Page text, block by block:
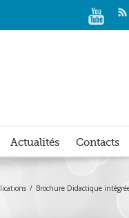
Actualités Contacts
Brochure Didactique